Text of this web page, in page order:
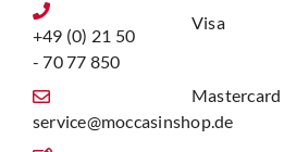
+49 (0) 21 50
- 70 77 850
service@moccasinshop.de
Visa
Mastercard